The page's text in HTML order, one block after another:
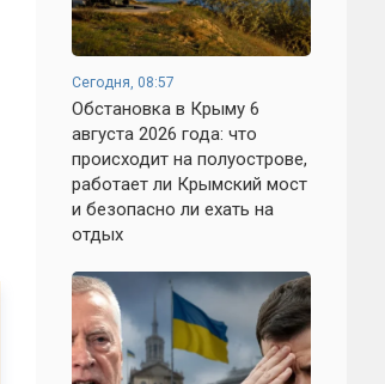
Сегодня, 08:57
Обстановка в Крыму 6
августа 2026 года: что
происходит на полуострове,
работает ли Крымский мост
и безопасно ли ехать на
отдых